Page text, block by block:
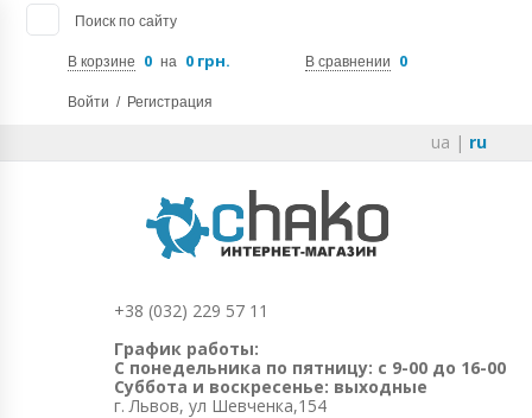
Поиск по сайту
В корзине 0 на 0 грн. В сравнении 0
Войти / Регистрация
ua | ru
+38 (032) 229 57 11
График работы:
С понедельника по пятницу: с 9-00 до 16-00
Суббота и воскресенье: выходные
г. Львов, ул Шевченка,154